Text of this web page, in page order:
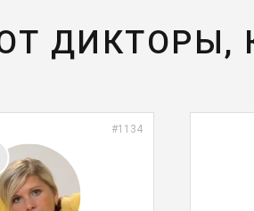
ДИКТОРЫ,
#1134